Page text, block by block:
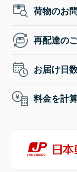
荷物のお
再配達の
お届け日
料金を計